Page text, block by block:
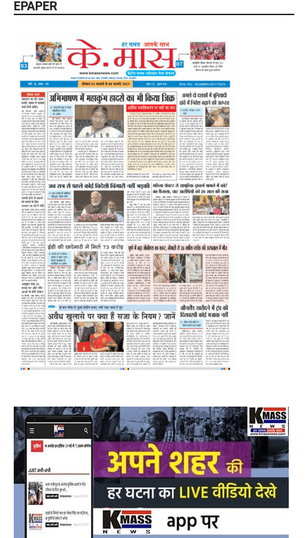
EPAPER